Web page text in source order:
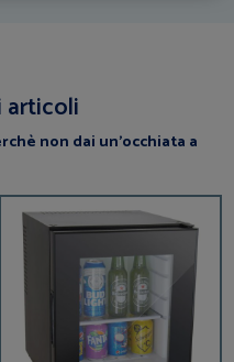
articoli
non dai un’occhiata a